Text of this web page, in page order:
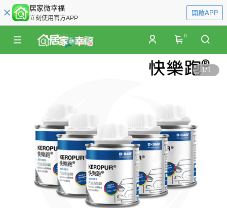
居家微幸福
立刻使用官方APP
開啟APP
0
1/1